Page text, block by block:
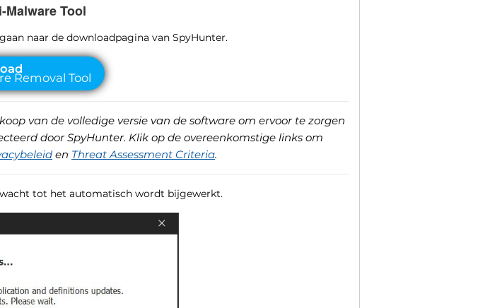
Malware Tool
naar de downloadpagina van SpyHunter.
van de volledige versie van de software om ervoor te zorgen
door SpyHunter. Klik op de overeenkomstige links om
en Threat Assessment Criteria.
tot het automatisch wordt bijgewerkt.